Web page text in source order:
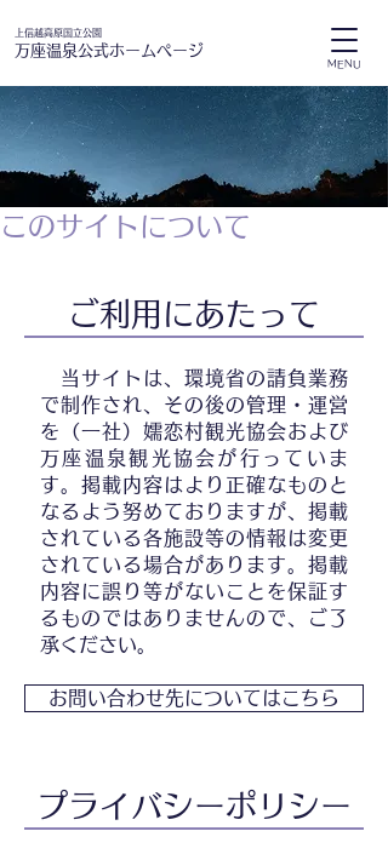
上信越高原国立公園
万座温泉公式ホームページ
MENU
このサイトについて
ご利用にあたって
当サイトは、環境省の請負業務
で制作され、その後の管理・運営
を（一社）嬬恋村観光協会および
万座温泉観光協会が行っていま
す。掲載内容はより正確なものと
なるよう努めておりますが、掲載
されている各施設等の情報は変更
されている場合があります。掲載
内容に誤り等がないことを保証す
るものではありませんので、ご了
承ください。
お問い合わせ先についてはこちら
プライバシーポリシー